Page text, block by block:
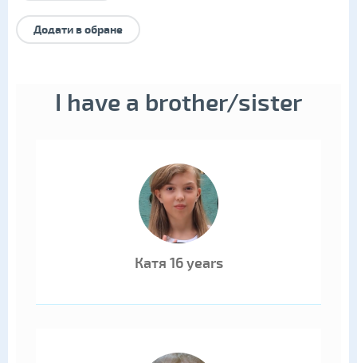
Додати в обране
I have a brother/sister
Катя 16 years